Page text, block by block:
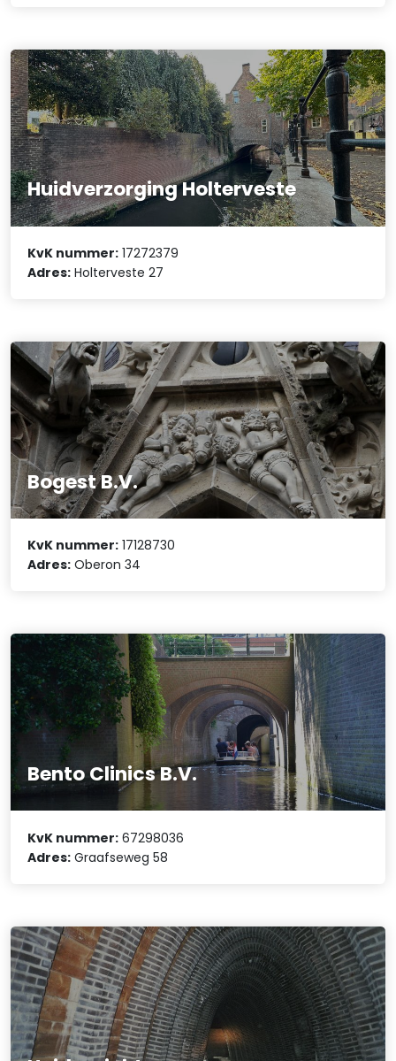
Huidverzorging Holterveste
KvK nummer: 17272379
Adres: Holterveste 27
Bogest B.V.
KvK nummer: 17128730
Adres: Oberon 34
Bento Clinics B.V.
KvK nummer: 67298036
Adres: Graafseweg 58